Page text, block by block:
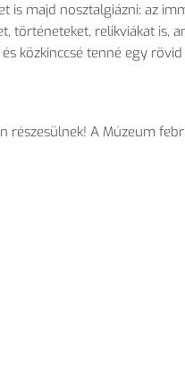
is majd nosztalgiázni: az
történeteket, relikviákat is,
közkinccsé tenné egy rövid
részesülnek! A Múzeum